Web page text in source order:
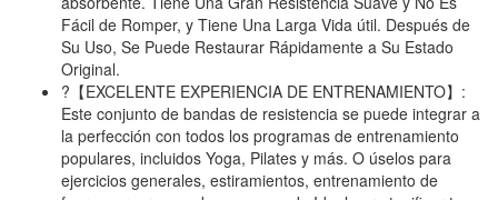
Fácil de Romper, y Tiene Una Larga Vida útil. Después de
Su Uso, Se Puede Restaurar Rápidamente a Su Estado
Original.
?【EXCELENTE EXPERIENCIA DE ENTRENAMIENTO】:
Este conjunto de bandas de resistencia se puede integrar a
la perfección con todos los programas de entrenamiento
populares, incluidos Yoga, Pilates y más. O úselos para
ejercicios generales, estiramientos, entrenamiento de